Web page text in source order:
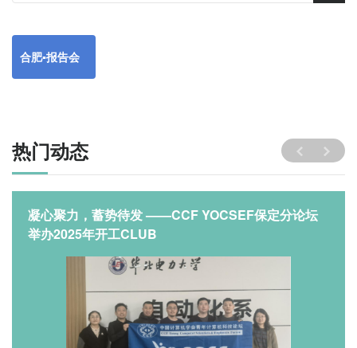
合肥▪报告会
热门动态
凝心聚力，蓄势待发 ——CCF YOCSEF保定分论坛
举办2025年开工CLUB